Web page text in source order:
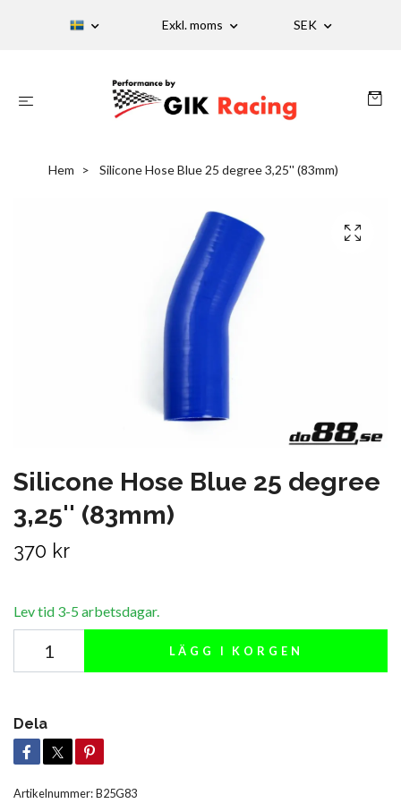
Exkl. moms SEK
Hem Silicone Hose Blue 25 degree 3,25'' (83mm)
Silicone Hose Blue 25 degree
3,25'' (83mm)
370 kr
Lev tid 3-5 arbetsdagar.
LÄGG I KORGEN
Dela
Artikelnummer:B25G83